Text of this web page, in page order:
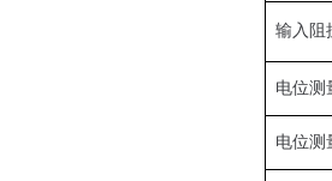
输入阻
电位测
电位测